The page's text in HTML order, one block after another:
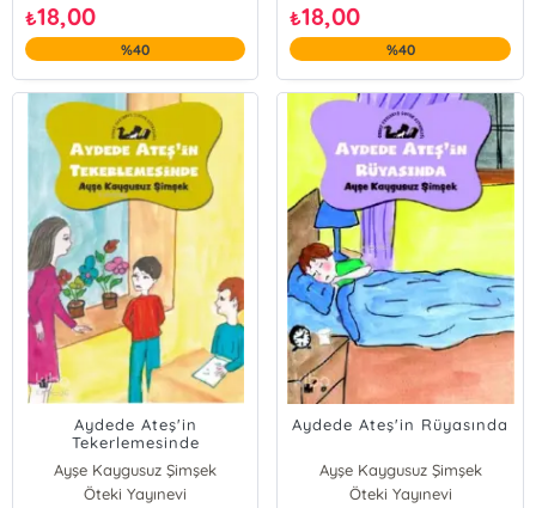
₺18,00
%40
₺18,00
%40
Aydede Ateş'in
Tekerlemesinde
Ayşe Kaygusuz Şimşek
Öteki Yayınevi
Aydede Ateş'in Rüyasında
Ayşe Kaygusuz Şimşek
Öteki Yayınevi